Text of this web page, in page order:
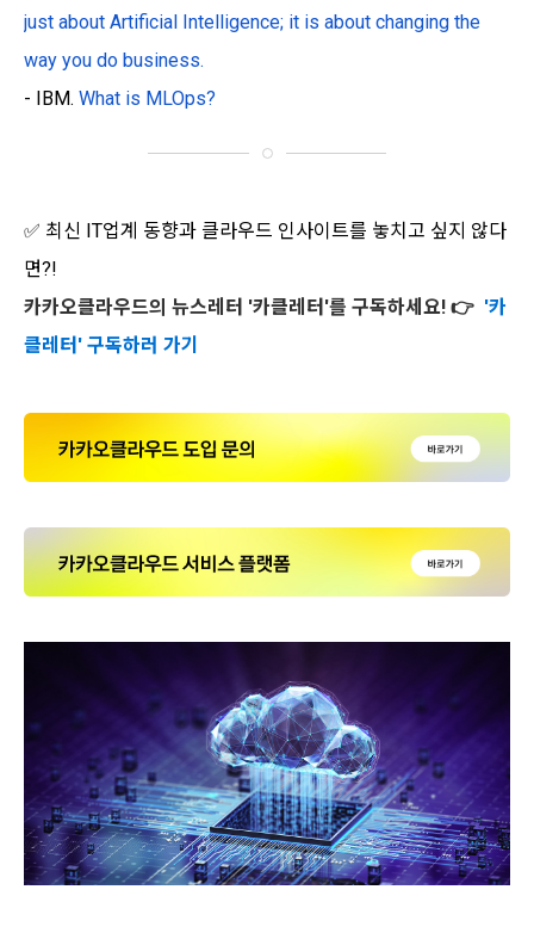
just about Artificial Intelligence; it is about changing the
way you do business.
- IBM. What is MLOps?
✅ 최신 IT업계 동향과 클라우드 인사이트를 놓치고 싶지 않다
면?!
카카오클라우드의 뉴스레터 '카클레터 '를 구독하세요! 👉 '카
클레터' 구독하러 가기